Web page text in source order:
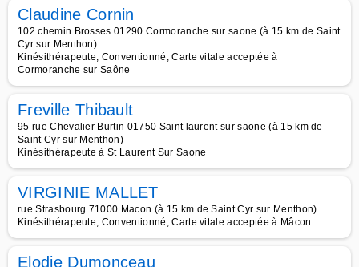
Claudine Cornin
102 chemin Brosses 01290 Cormoranche sur saone (à 15 km de Saint
Cyr sur Menthon)
Kinésithérapeute, Conventionné, Carte vitale acceptée à
Cormoranche sur Saône
Freville Thibault
95 rue Chevalier Burtin 01750 Saint laurent sur saone (à 15 km de
Saint Cyr sur Menthon)
Kinésithérapeute à St Laurent Sur Saone
VIRGINIE MALLET
rue Strasbourg 71000 Macon (à 15 km de Saint Cyr sur Menthon)
Kinésithérapeute, Conventionné, Carte vitale acceptée à Mâcon
Elodie Dumonceau